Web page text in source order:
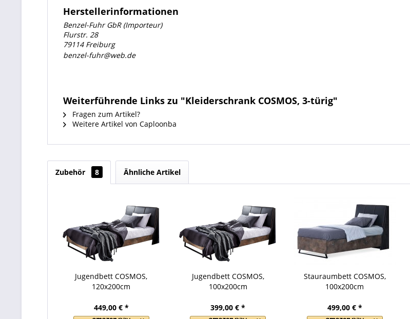
Herstellerinformationen
Benzel-Fuhr GbR (Importeur)
Flurstr. 28
79114 Freiburg
benzel-fuhr@web.de
Weiterführende Links zu "Kleiderschrank COSMOS, 3-türig"
Fragen zum Artikel?
Weitere Artikel von Caploonba
Zubehör 8 Ähnliche Artikel
Jugendbett COSMOS,
120x200cm
449,00 € *
Jugendbett COSMOS,
100x200cm
399,00 € *
Stauraumbett COSMOS,
100x200cm
499,00 € *